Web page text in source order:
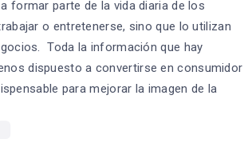
formar parte de la vida diaria de los
o entretenerse, sino que lo utilizan
Toda la información que hay
dispuesto a convertirse en consumidor
para mejorar la imagen de la